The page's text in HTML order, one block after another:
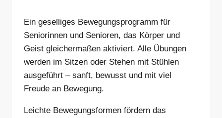
Ein geselliges Bewegungsprogramm für
Seniorinnen und Senioren, das Körper und
Geist gleichermaßen aktiviert. Alle Übungen
werden im Sitzen oder Stehen mit Stühlen
ausgeführt – sanft, bewusst und mit viel
Freude an Bewegung.
Leichte Bewegungsformen fördern das